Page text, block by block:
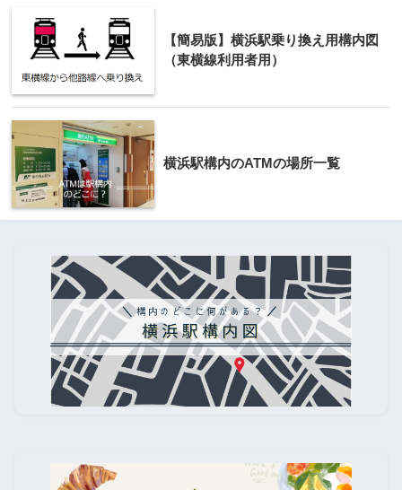
【簡易版】横浜駅乗り換え用構内図
（東横線利用者用）
横浜駅構内のATMの場所一覧